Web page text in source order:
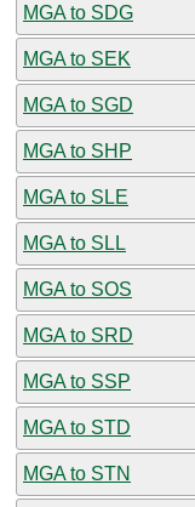
MGA to SDG
MGA to SEK
MGA to SGD
MGA to SHP
MGA to SLE
MGA to SLL
MGA to SOS
MGA to SRD
MGA to SSP
MGA to STD
MGA to STN